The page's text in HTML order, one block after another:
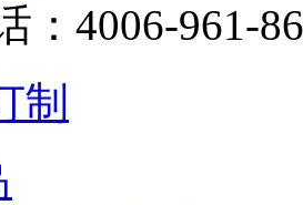
：4006-961-
制